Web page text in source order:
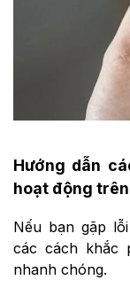
Hướng dẫn
hoạt động
Nếu bạn gặp
các cách khắc
nhanh chóng.